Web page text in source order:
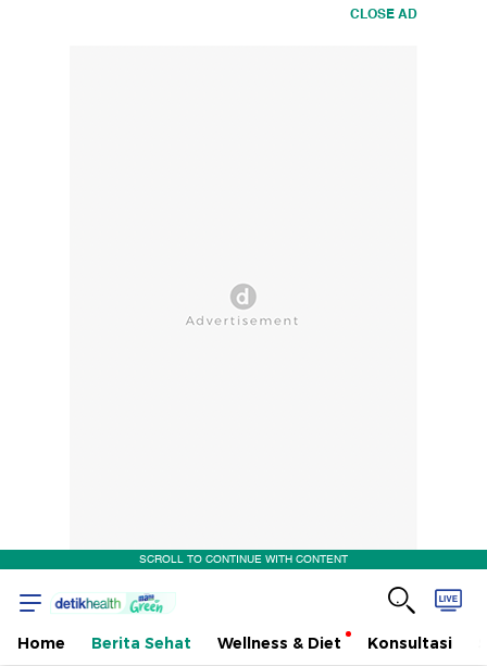
CLOSE AD
SCROLL TO CONTINUE WITH CONTENT
Home Berita Sehat Wellness & Diet Konsultasi